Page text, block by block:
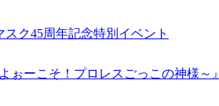
スク45周年記念特別イベント
ぉーこそ！プロレスごっこの神様～』